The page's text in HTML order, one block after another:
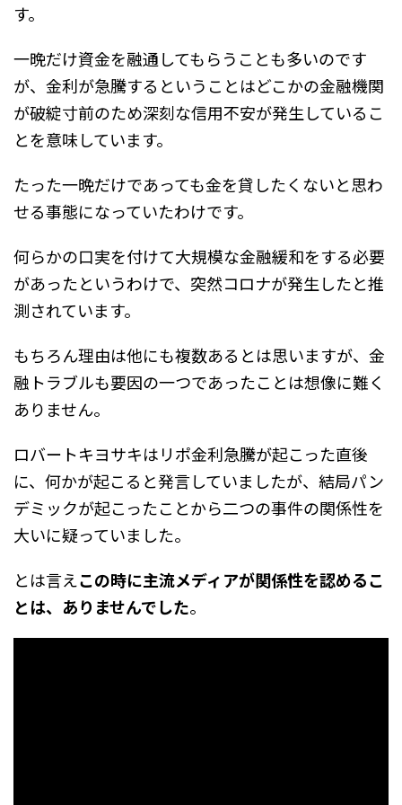
す。
一晩だけ資金を融通してもらうことも多いのです
が、金利が急騰するということはどこかの金融機関
が破綻寸前のため深刻な信用不安が発生しているこ
とを意味しています。
たった一晩だけであっても金を貸したくないと思わ
せる事態になっていたわけです。
何らかの口実を付けて大規模な金融緩和をする必要
があったというわけで、突然コロナが発生したと推
測されています。
もちろん理由は他にも複数あるとは思いますが、金
融トラブルも要因の一つであったことは想像に難く
ありません。
ロバートキヨサキはリポ金利急騰が起こった直後
に、何かが起こると発言していましたが、結局パン
デミックが起こったことから二つの事件の関係性を
大いに疑っていました。
とは言えこの時に主流メディアが関係性を認めるこ
とは、ありませんでした。